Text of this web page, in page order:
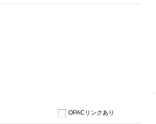
OPACリンクあり